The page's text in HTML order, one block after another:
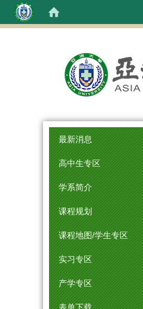
最新消息
高中生专区
学系简介
课程规划
课程地图/学生专区
实习专区
产学专区
表单下载